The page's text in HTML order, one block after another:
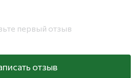
первый отзыв
отзыв